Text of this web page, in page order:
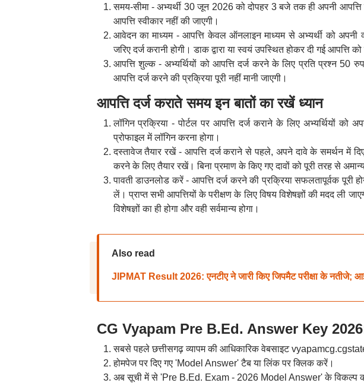
समय-सीमा - अभ्यर्थी 30 जून 2026 को दोपहर 3 बजे तक ही अपनी आपत्ति
आपत्ति स्वीकार नहीं की जाएगी।
आवेदन का माध्यम - आपत्ति केवल ऑनलाइन माध्यम से अभ्यर्थी को अपनी
जरिए दर्ज करानी होगी। डाक द्वारा या स्वयं उपस्थित होकर दी गई आपत्ति
आपत्ति शुल्क - अभ्यर्थियों को आपत्ति दर्ज करने के लिए प्रति प्रश्न 50
आपत्ति दर्ज करने की प्रक्रिया पूरी नहीं मानी जाएगी।
आपत्ति दर्ज कराते समय इन बातों का रखें ध्यान
लॉगिन प्रक्रिया - पोर्टल पर आपत्ति दर्ज कराने के लिए अभ्यर्थियों
प्रोफाइल में लॉगिन करना होगा।
दस्तावेज तैयार रखें - आपत्ति दर्ज कराने से पहले, अपने दावे के समर्थन में
करने के लिए तैयार रखें। बिना प्रमाण के किए गए दावों को पूरी तरह से
पावती डाउनलोड करें - आपत्ति दर्ज करने की प्रक्रिया सफलतापूर्वक
लें। प्राप्त सभी आपत्तियों के परीक्षण के लिए विषय विशेषज्ञों की मदद ली
विशेषज्ञों का ही होगा और वही सर्वमान्य होगा।
Also read
JIPMAT Result 2026: एनटीए ने जारी किए जिपमैट परीक्षा के नतीजे;
CG Vyapam Pre B.Ed. Answer Key 2026:
सबसे पहले छत्तीसगढ़ व्यापम की आधिकारिक वेबसाइट
होमपेज पर दिए गए 'Model Answer' टैब या लिंक पर क्लिक करें।
अब सूची में से 'Pre B.Ed. Exam - 2026 Model Answer' के विकल्प